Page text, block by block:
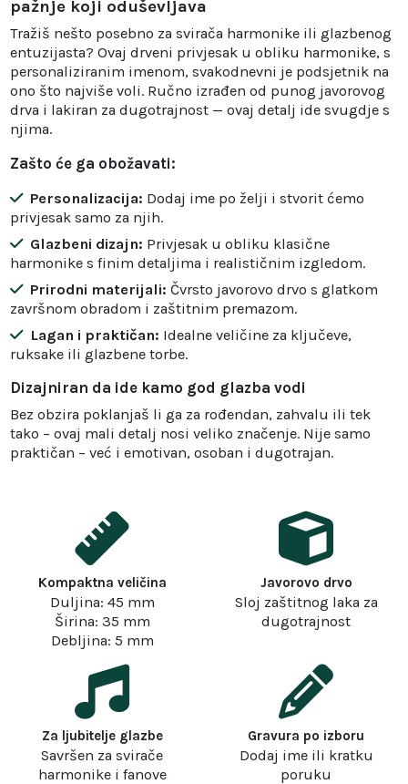
pažnje koji oduševljava
Tražiš nešto posebno za svirača harmonike ili glazbenog
entuzijasta? Ovaj drveni privjesak u obliku harmonike, s
personaliziranim imenom, svakodnevni je podsjetnik na
ono što najviše voli. Ručno izrađen od punog javorovog
drva i lakiran za dugotrajnost — ovaj detalj ide svugdje s
njima.
Zašto će ga obožavati:
Personalizacija: Dodaj ime po želji i stvorit ćemo
privjesak samo za njih.
Glazbeni dizajn: Privjesak u obliku klasične
harmonike s finim detaljima i realističnim izgledom.
Prirodni materijali: Čvrsto javorovo drvo s glatkom
završnom obradom i zaštitnim premazom.
Lagan i praktičan: Idealne veličine za ključeve,
ruksake ili glazbene torbe.
Dizajniran da ide kamo god glazba vodi
Bez obzira poklanjaš li ga za rođendan, zahvalu ili tek
tako – ovaj mali detalj nosi veliko značenje. Nije samo
praktičan – već i emotivan, osoban i dugotrajan.
Kompaktna veličina
Duljina: 45 mm
Širina: 35 mm
Debljina: 5 mm
Javorovo drvo
Sloj zaštitnog laka za
dugotrajnost
Za ljubitelje glazbe
Savršen za svirače
harmonike i fanove
Gravura po izboru
Dodaj ime ili kratku
poruku